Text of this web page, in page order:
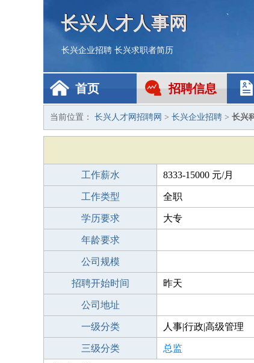
长兴人才人事网
长兴企业招聘 长兴求职者简历
首页 招聘信息
当前位置： 长兴人才网招聘网 > 长兴企业招聘 > 长兴
工作薪水 8333-15000 元/月
工作类型 全职
学历要求 大专
年龄要求
公司规模
招聘开始时间 昨天
公司地址
一级分类 人事|行政|高级管理
三级分类 总监